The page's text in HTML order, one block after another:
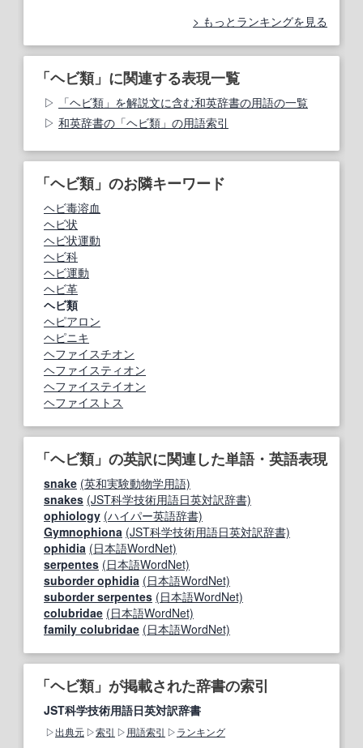
もっとランキングを見る
「ヘビ類」に関連する表現一覧
「ヘビ類」を解説文に含む和英辞書の用語の一覧
和英辞書の「ヘビ類」の用語索引
「ヘビ類」のお隣キーワード
ヘビ毒溶血
ヘビ状
ヘビ状運動
ヘビ科
ヘビ運動
ヘビ革
ヘビ類
ヘピアロン
ヘピニキ
ヘファイスチオン
ヘファイスティオン
ヘファイステイオン
ヘファイストス
「ヘビ類」の英訳に関連した単語・英語表現
snake (英和実験動物学用語)
snakes (JST科学技術用語日英対訳辞書)
ophiology (ハイパー英語辞書)
Gymnophiona (JST科学技術用語日英対訳辞書)
ophidia (日本語WordNet)
serpentes (日本語WordNet)
suborder ophidia (日本語WordNet)
suborder serpentes (日本語WordNet)
colubridae (日本語WordNet)
family colubridae (日本語WordNet)
「ヘビ類」が掲載された辞書の索引
JST科学技術用語日英対訳辞書
出典元 索引 用語索引 ランキング